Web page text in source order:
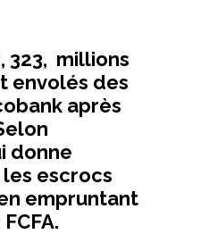
323, millions
envolés des
après
donne
les escrocs
empruntant